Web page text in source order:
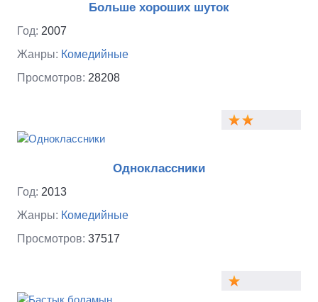
Больше хороших шуток
Год: 2007
Жанры: Комедийные
Просмотров: 28208
Одноклассники
Год: 2013
Жанры: Комедийные
Просмотров: 37517